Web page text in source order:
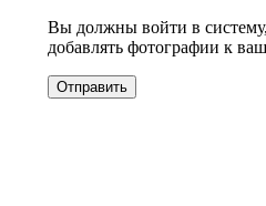
Вы должны войти в
добавлять фотографии к